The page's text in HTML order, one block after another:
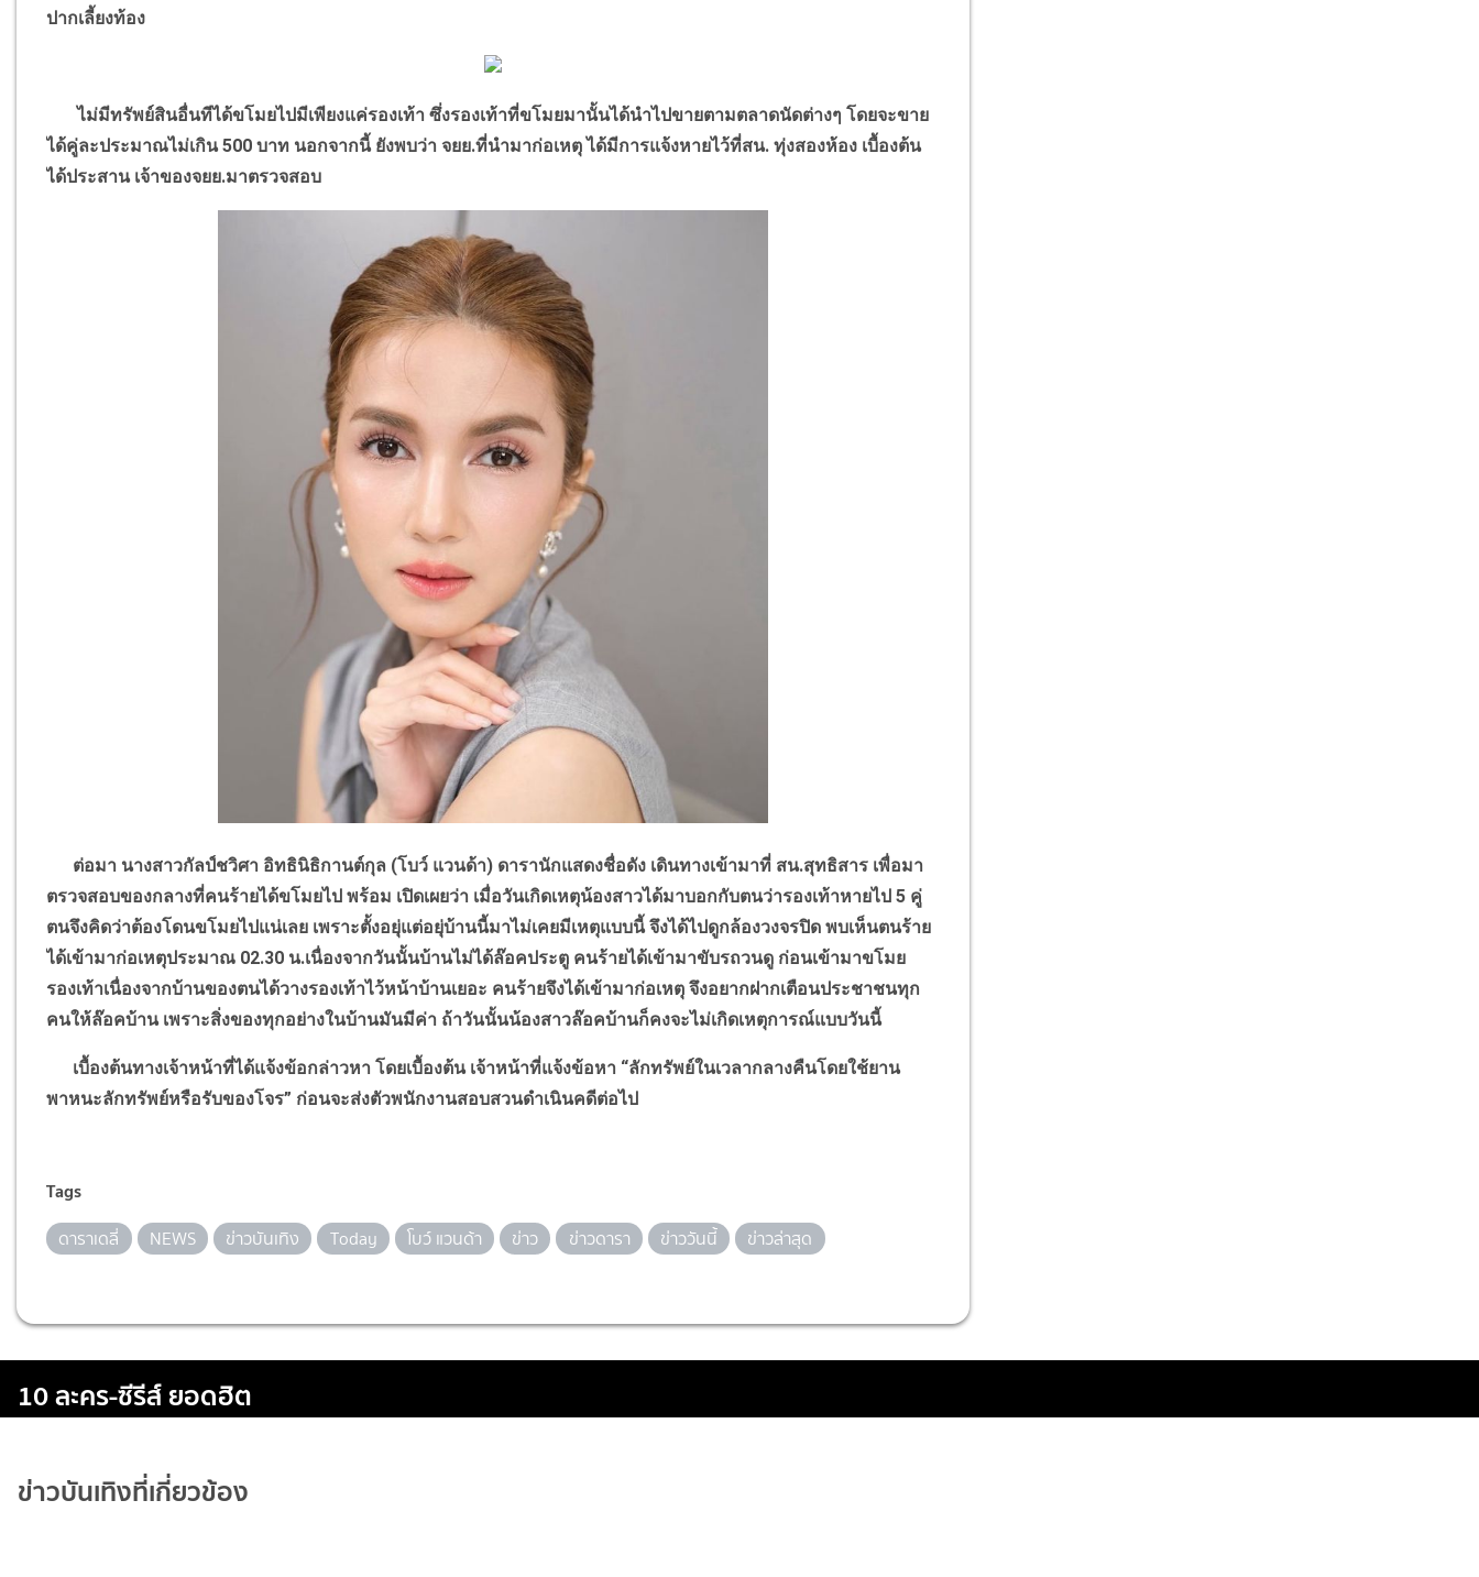
ปากเลี้ยงท้อง
ไม่มีทรัพย์สินอื่นทีได้ขโมยไปมีเพียงแค่รองเท้า ซึ่งรองเท้าที่ขโมยมานั้นได้นำไปขายตามตลาดนัดต่างๆ โดยจะขาย
ได้คู่ละประมาณไม่เกิน 500 บาท นอกจากนี้ ยังพบว่า จยย.ที่นำมาก่อเหตุ ได้มีการแจ้งหายไว้ที่สน. ทุ่งสองห้อง เบื้องต้น
ได้ประสาน เจ้าของจยย.มาตรวจสอบ
ต่อมา นางสาวกัลป์ชวิศา อิทธินิธิกานต์กุล (โบว์ แวนด้า) ดารานักแสดงชื่อดัง เดินทางเข้ามาที่ สน.สุทธิสาร เพื่อมา
ตรวจสอบของกลางที่คนร้ายได้ขโมยไป พร้อม เปิดเผยว่า เมื่อวันเกิดเหตุน้องสาวได้มาบอกกับตนว่ารองเท้าหายไป 5 คู่
ตนจึงคิดว่าต้องโดนขโมยไปแน่เลย เพราะตั้งอยุ่แต่อยุ่บ้านนี้มาไม่เคยมีเหตุแบบนี้ จึงได้ไปดูกล้องวงจรปิด พบเห็นตนร้าย
ได้เข้ามาก่อเหตุประมาณ 02.30 น.เนื่องจากวันนั้นบ้านไม่ได้ล๊อคประตู คนร้ายได้เข้ามาขับรถวนดู ก่อนเข้ามาขโมย
รองเท้าเนื่องจากบ้านของตนได้วางรองเท้าไว้หน้าบ้านเยอะ คนร้ายจึงได้เข้ามาก่อเหตุ จึงอยากฝากเตือนประชาชนทุก
คนให้ล๊อคบ้าน เพราะสิ่งของทุกอย่างในบ้านมันมีค่า ถ้าวันนั้นน้องสาวล๊อคบ้านก็คงจะไม่เกิดเหตุการณ์แบบวันนี้
เบื้องต้นทางเจ้าหน้าที่ได้แจ้งข้อกล่าวหา โดยเบื้องต้น เจ้าหน้าที่แจ้งข้อหา “ลักทรัพย์ในเวลากลางคืนโดยใช้ยาน
พาหนะลักทรัพย์หรือรับของโจร” ก่อนจะส่งตัวพนักงานสอบสวนดำเนินคดีต่อไป
Tags
ดาราเดลี่ NEWS ข่าวบันเทิง Today โบว์ แวนด้า ข่าว ข่าวดารา ข่าววันนี้ ข่าวล่าสุด
10 ละคร-ซีรีส์ ยอดฮิต
ข่าวบันเทิงที่เกี่ยวข้อง